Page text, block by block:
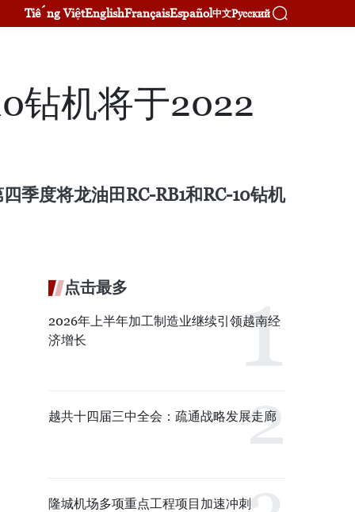
Tiếng ViệtEnglishFrançaisEspañol中文Русский
钻机将于2022
季度将龙油田RC-RB1和RC-10钻机
点击最多
2026年上半年加工制造业继续引领越南经
济增长
越共十四届三中全会：疏通战略发展走廊
隆城机场多项重点工程项目加速冲刺